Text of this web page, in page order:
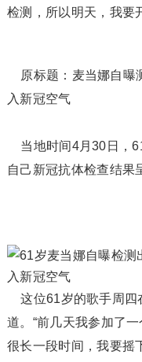
检测，所以明天，我要
原标题：麦当娜自曝
入新冠空气
当地时间4月30日，
自己新冠抗体检查结果
这位61岁的歌手周四
道。“前几天我参加了
很长一段时间，我要摇